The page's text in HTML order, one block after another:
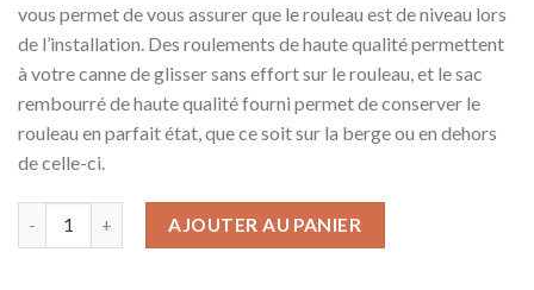
vous permet de vous assurer que le rouleau est de niveau lors
de l’installation. Des roulements de haute qualité permettent
à votre canne de glisser sans effort sur le rouleau, et le sac
rembourré de haute qualité fourni permet de conserver le
rouleau en parfait état, que ce soit sur la berge ou en dehors
de celle-ci.
AJOUTER AU PANIER